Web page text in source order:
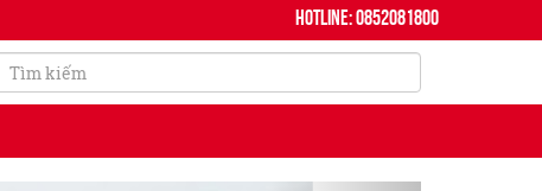
Hotline: 0852081800